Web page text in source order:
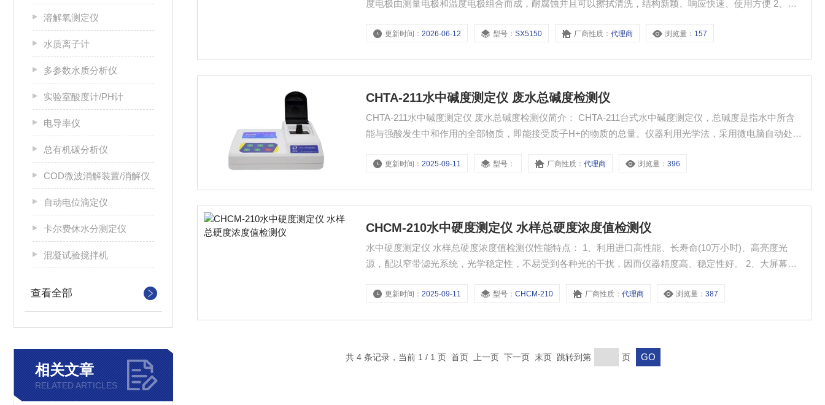
溶解氧测定仪
水质离子计
多参数水质分析仪
实验室酸度计/PH计
电导率仪
总有机碳分析仪
COD微波消解装置/消解仪
自动电位滴定仪
卡尔费休水分测定仪
混凝试验搅拌机
查看全部
相关文章
RELATED ARTICLES
度电极由测量电极和温度电极组合而成，耐腐蚀并且可以擦拭清洗，结构新颖、响应快速、使用方便 2、测
四种单位 5、应用范围广，可测量常用的七种酸碱盐溶液的浓度值
更新时间：2026-06-12 型号：SX5150 厂商性质：代理商 浏览量： 157
CHTA-211水中碱度测定仪 废水总碱度检测仪
CHTA-211水中碱度测定仪 废水总碱度检测仪简介： CHTA-211台式水中碱度测定仪，总碱度是指水中所含
能与强酸发生中和作用的全部物质，即能接受质子H+的物质的总量。仪器利用光学法，采用微电脑自动处理
更新时间：2025-09-11 型号： 厂商性质：代理商 浏览量：396
CHCM-210水中硬度测定仪 水样总硬度浓度值检测仪
水中硬度测定仪 水样总硬度浓度值检测仪性能特点： 1、利用进口高性能、长寿命(10万小时)、高亮度光
源，配以窄带滤光系统，光学稳定性，不易受到各种光的干扰，因而仪器精度高、稳定性好。 2、大屏幕
有用户自行标定曲线。
更新时间：2025-09-11 型号：CHCM-210 厂商性质：代理商 浏览量：387
共 4 条记录，当前 1 / 1 页 首页 上一页 下一页 末页 跳转到第 页